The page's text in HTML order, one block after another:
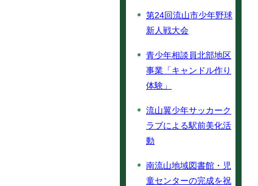
第24回流山市少年野球
新人戦大会
青少年相談員北部地区
事業「キャンドル作り
体験」
流山翼少年サッカーク
ラブによる駅前美化活
動
南流山地域図書館・児
童センターの完成を祝